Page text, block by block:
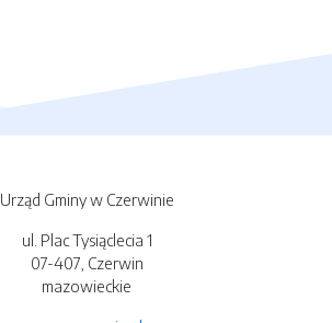
Urząd Gminy w Czerwinie
ul. Plac Tysiąclecia 1
07-407, Czerwin
mazowieckie